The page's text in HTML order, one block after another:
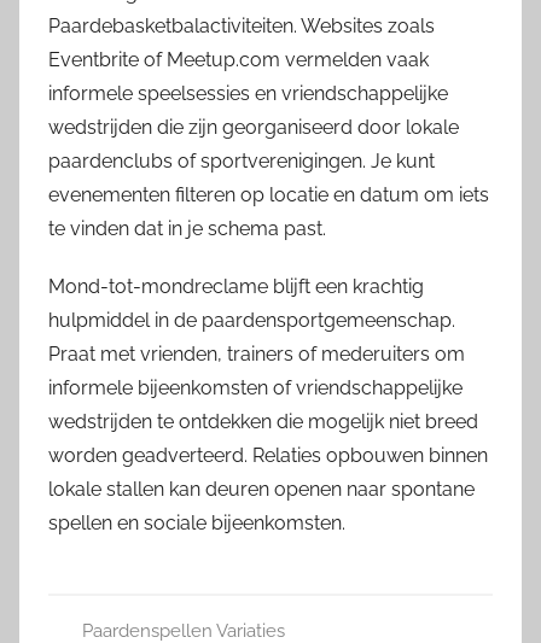
Paardebasketbalactiviteiten. Websites zoals
Eventbrite of Meetup.com vermelden vaak
informele speelsessies en vriendschappelijke
wedstrijden die zijn georganiseerd door lokale
paardenclubs of sportverenigingen. Je kunt
evenementen filteren op locatie en datum om iets
te vinden dat in je schema past.
Mond-tot-mondreclame blijft een krachtig
hulpmiddel in de paardensportgemeenschap.
Praat met vrienden, trainers of mederuiters om
informele bijeenkomsten of vriendschappelijke
wedstrijden te ontdekken die mogelijk niet breed
worden geadverteerd. Relaties opbouwen binnen
lokale stallen kan deuren openen naar spontane
spellen en sociale bijeenkomsten.
Paardenspellen Variaties